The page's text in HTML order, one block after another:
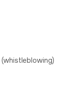
(whistleblowing)